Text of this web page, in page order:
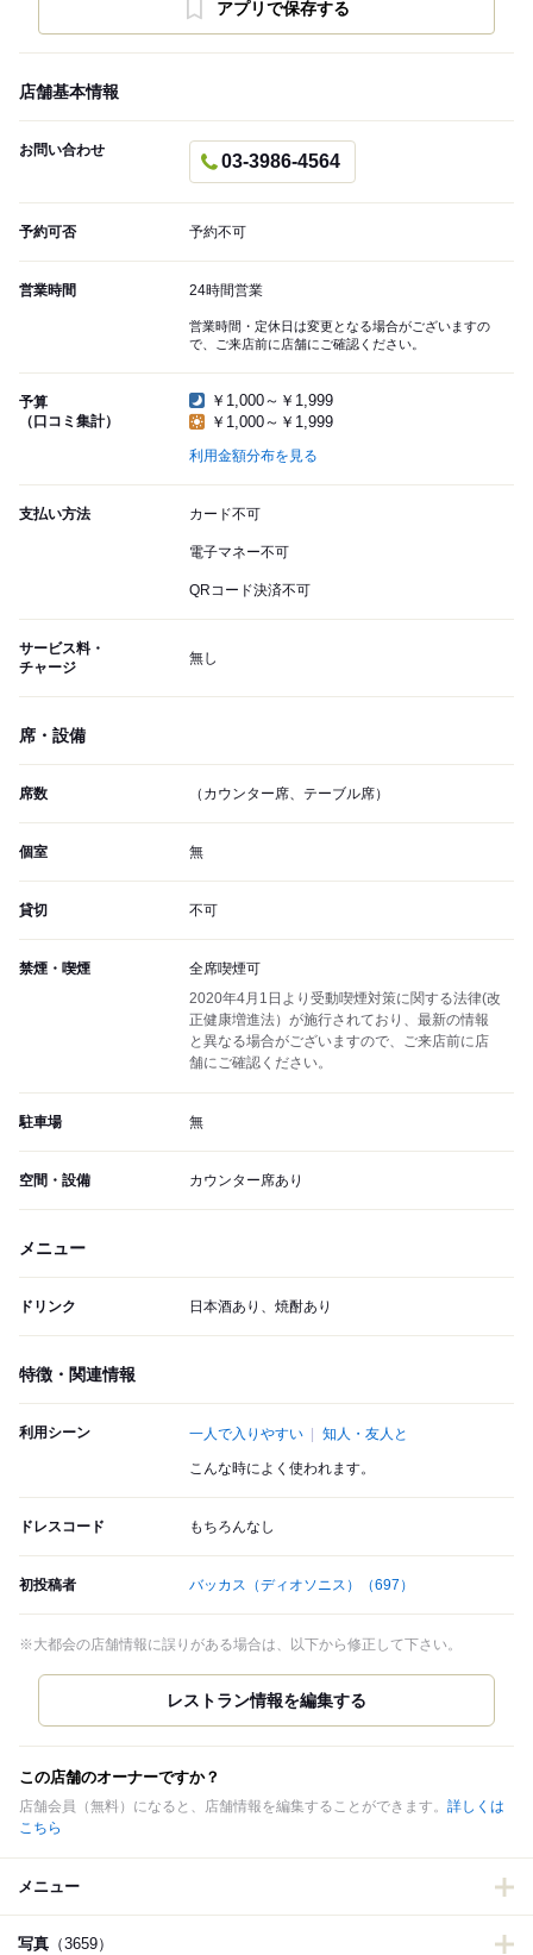
アプリで保存する
店舗基本情報
お問い合わせ
03-3986-4564
予約可否 予約不可
営業時間 24時間営業
営業時間・定休日は変更となる場合がございますの
で、ご来店前に店舗にご確認ください。
予算
（口コミ集計）
￥1,000～￥1,999
￥1,000～￥1,999
利用金額分布を見る
支払い方法 カード不可
電子マネー不可
QRコード決済不可
サービス料・
チャージ
無し
席・設備
席数 （カウンター席、テーブル席）
個室 無
貸切 不可
禁煙・喫煙
全席喫煙可
2020年4月1日より受動喫煙対策に関する法律(改
正健康増進法）が施行されており、最新の情報
と異なる場合がございますので、ご来店前に店
舗にご確認ください。
駐車場 無
空間・設備 カウンター席あり
メニュー
ドリンク 日本酒あり、焼酎あり
特徴・関連情報
利用シーン 一人で入りやすい 知人・友人と
こんな時によく使われます。
ドレスコード もちろんなし
初投稿者 バッカス（ディオソニス） （697）
※大都会の店舗情報に誤りがある場合は、以下から修正して下さい。
この店舗のオーナーですか？
店舗会員（無料）になると、店舗情報を編集することができます。 詳しくは
こちら
メニュー
写真 （3659）